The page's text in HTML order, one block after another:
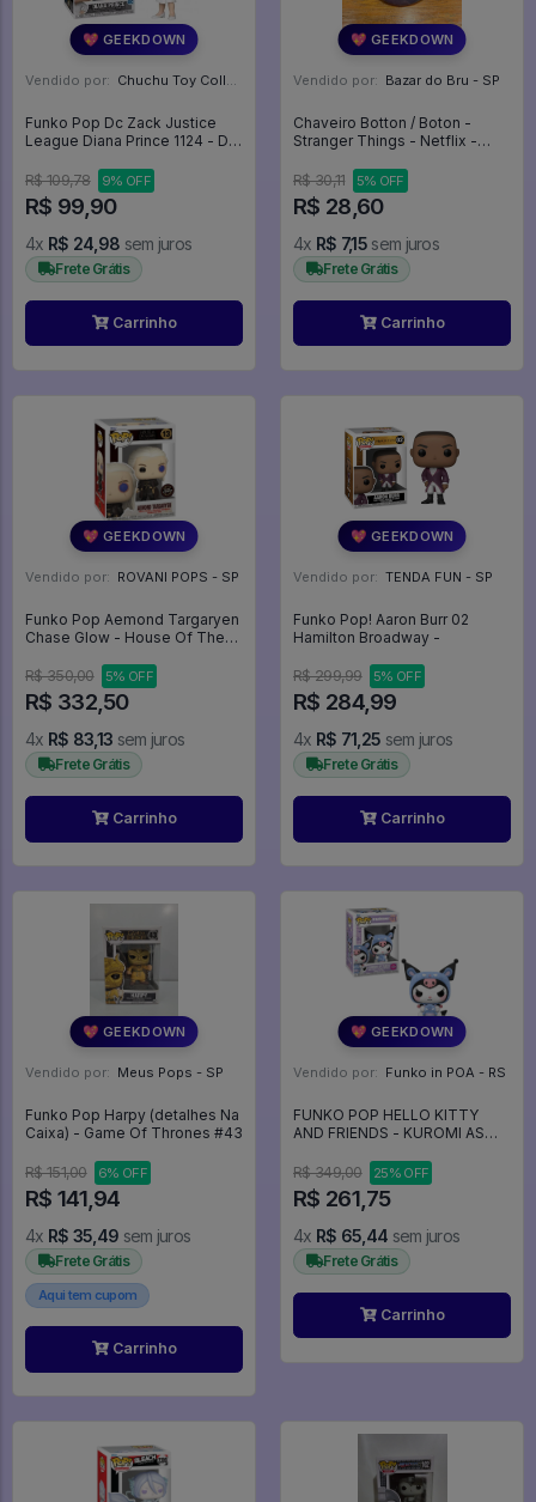
💖 GEEKDOWN
Vendido por: Chuchu Toy Collection - SP
Funko Pop Dc Zack Justice
League Diana Prince 1124 - Dc
R$ 109,78
9% OFF
R$ 99,90
4x R$ 24,98 sem juros
Frete Grátis
Carrinho
💖 GEEKDOWN
Vendido por: Bazar do Bru - SP
Chaveiro Botton / Boton -
Stranger Things - Netflix -
R$ 30,11
5% OFF
R$ 28,60
4x R$ 7,15 sem juros
Frete Grátis
Carrinho
💖 GEEKDOWN
Vendido por: ROVANI POPS - SP
Funko Pop Aemond Targaryen
Chase Glow - House Of The
R$ 350,00
5% OFF
R$ 332,50
4x R$ 83,13 sem juros
Frete Grátis
Carrinho
💖 GEEKDOWN
Vendido por: TENDA FUN - SP
Funko Pop! Aaron Burr 02
Hamilton Broadway -
R$ 299,99 5% OFF
R$ 284,99
4x R$ 71,25 sem juros
Frete Grátis
Carrinho
💖 GEEKDOWN
Vendido por: Meus Pops - SP
Funko Pop Harpy (detalhes Na
Caixa) - Game Of Thrones #43
R$ 151,00 6% OFF
R$ 141,94
4x R$ 35,49 sem juros
Frete Grátis
Aqui tem cupom
Carrinho
💖 GEEKDOWN
Vendido por: Funko in POA - RS
FUNKO POP HELLO KITTY
AND FRIENDS - KUROMI AS
Kitty #111
R$ 349,00 25% OFF
R$ 261,75
4x R$ 65,44 sem juros
Frete Grátis
Carrinho